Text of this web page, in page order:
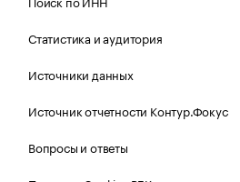
Статистика и аудитория
Источники данных
Источник отчетности Контур.Фокус
Вопросы и ответы